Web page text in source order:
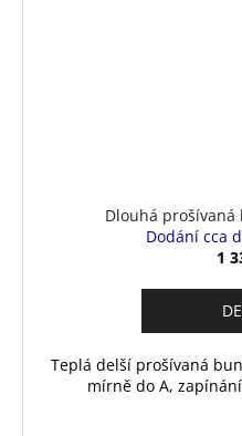
Dlouhá prošívaná
Dodání cca
1
Teplá delší prošívaná
mírně do A,